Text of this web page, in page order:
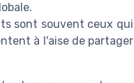
sont souvent ceux qui
à l'aise de partager